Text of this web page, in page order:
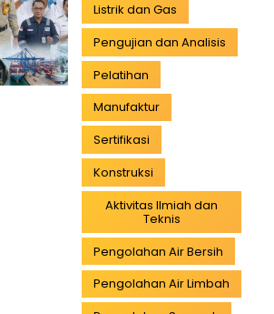
Listrik dan Gas
Pengujian dan Analisis
Pelatihan
Manufaktur
Sertifikasi
Konstruksi
Aktivitas Ilmiah dan
Teknis
Pengolahan Air Bersih
Pengolahan Air Limbah